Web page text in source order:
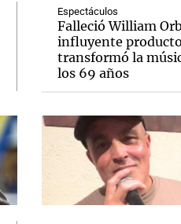
Espectáculos
Falleció William
influyente
transformó la
los 69 años